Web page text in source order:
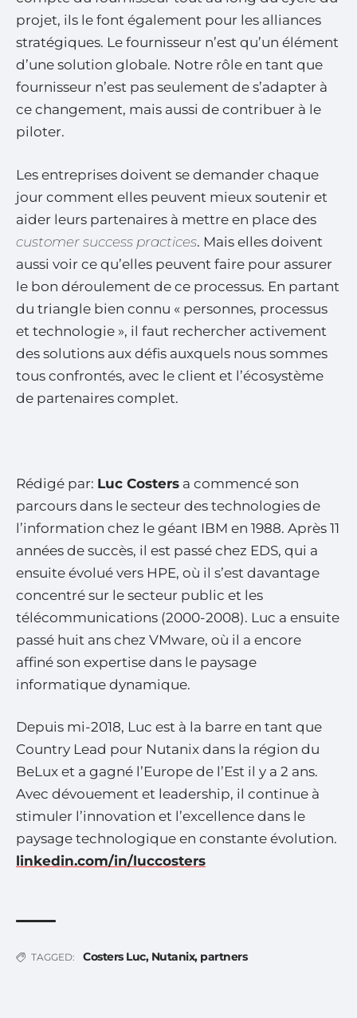
projet, ils le font également pour les alliances
stratégiques. Le fournisseur n’est qu’un élément
d’une solution globale. Notre rôle en tant que
fournisseur n’est pas seulement de s’adapter à
ce changement, mais aussi de contribuer à le
piloter.
Les entreprises doivent se demander chaque
jour comment elles peuvent mieux soutenir et
aider leurs partenaires à mettre en place des
customer success practices. Mais elles doivent
aussi voir ce qu’elles peuvent faire pour assurer
le bon déroulement de ce processus. En partant
du triangle bien connu « personnes, processus
et technologie », il faut rechercher activement
des solutions aux défis auxquels nous sommes
tous confrontés, avec le client et l’écosystème
de partenaires complet.
Rédigé par: Luc Costers a commencé son
parcours dans le secteur des technologies de
l’information chez le géant IBM en 1988. Après 11
années de succès, il est passé chez EDS, qui a
ensuite évolué vers HPE, où il s’est davantage
concentré sur le secteur public et les
télécommunications (2000-2008). Luc a ensuite
passé huit ans chez VMware, où il a encore
affiné son expertise dans le paysage
informatique dynamique.
Depuis mi-2018, Luc est à la barre en tant que
Country Lead pour Nutanix dans la région du
BeLux et a gagné l’Europe de l’Est il y a 2 ans.
Avec dévouement et leadership, il continue à
stimuler l’innovation et l’excellence dans le
paysage technologique en constante évolution.
linkedin.com/in/luccosters
TAGGED: Costers Luc, Nutanix, partners